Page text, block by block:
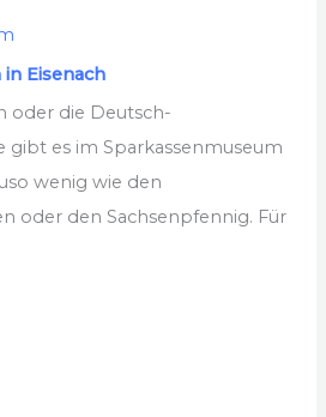
Eisenach
oder die Deutsch-
gibt es im Sparkassenmuseum
wenig wie den
oder den Sachsenpfennig. Für